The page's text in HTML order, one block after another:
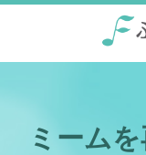
ミーム